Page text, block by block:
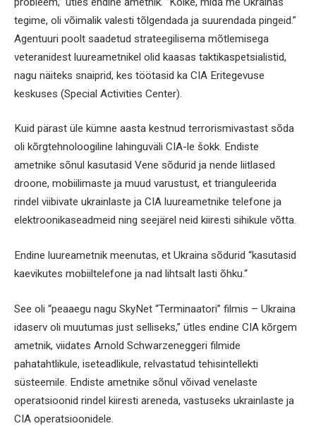
tegime, oli võimalik valesti tõlgendada ja suurendada pingeid.”
Agentuuri poolt saadetud strateegilisema mõtlemisega
veteranidest luureametnikel olid kaasas taktikaspetsialistid,
nagu näiteks snaiprid, kes töötasid ka CIA Eritegevuse
keskuses (Special Activities Center).
Kuid pärast üle kümne aasta kestnud terrorismivastast sõda
oli kõrgtehnoloogiline lahinguväli CIA-le šokk. Endiste
ametnike sõnul kasutasid Vene sõdurid ja nende liitlased
droone, mobiilimaste ja muud varustust, et trianguleerida
rindel viibivate ukrainlaste ja CIA luureametnike telefone ja
elektroonikaseadmeid ning seejärel neid kiiresti sihikule võtta.
Endine luureametnik meenutas, et Ukraina sõdurid “kasutasid
kaevikutes mobiiltelefone ja nad lihtsalt lasti õhku.“
See oli “peaaegu nagu SkyNet “Terminaatori” filmis – Ukraina
idaserv oli muutumas just selliseks,” ütles endine CIA kõrgem
ametnik, viidates Arnold Schwarzeneggeri filmide
pahatahtlikule, iseteadlikule, relvastatud tehisintellekti
süsteemile. Endiste ametnike sõnul võivad venelaste
operatsioonid rindel kiiresti areneda, vastuseks ukrainlaste ja
CIA operatsioonidele.